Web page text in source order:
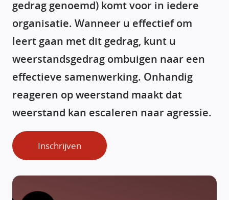
gedrag genoemd) komt voor in iedere
organisatie. Wanneer u effectief om
leert gaan met dit gedrag, kunt u
weerstandsgedrag ombuigen naar een
effectieve samenwerking. Onhandig
reageren op weerstand maakt dat
weerstand kan escaleren naar agressie.
Inschrijven